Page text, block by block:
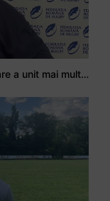
Stejarul Iulian Hartig: A fost un turneu care a unit mai mult echipa